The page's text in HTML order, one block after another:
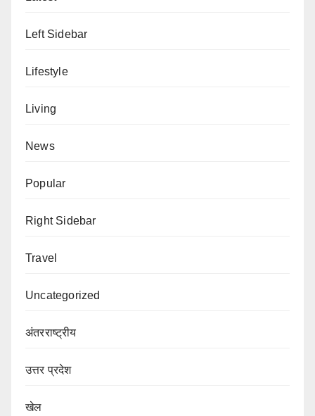
Left Sidebar
Lifestyle
Living
News
Popular
Right Sidebar
Travel
Uncategorized
अंतरराष्ट्रीय
उत्तर प्रदेश
खेल